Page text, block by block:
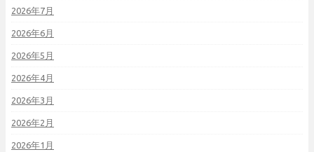
2026年7月
2026年6月
2026年5月
2026年4月
2026年3月
2026年2月
2026年1月